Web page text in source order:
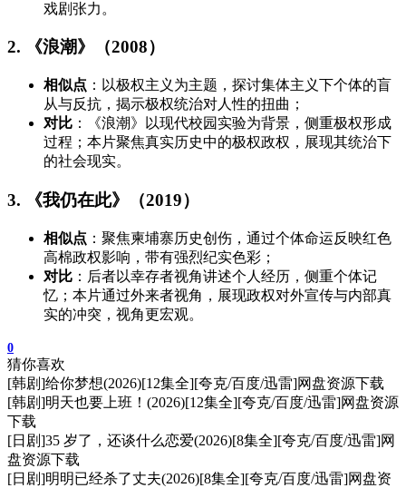
戏剧张力。
2. 《浪潮》（2008）
相似点 ：以极权主义为主题，探讨集体主义下个体的盲
从与反抗，揭示极权统治对人性的扭曲；
对比 ：《浪潮》以现代校园实验为背景，侧重极权形成
过程；本片聚焦真实历史中的极权政权，展现其统治下
的社会现实。
3. 《我仍在此》（2019）
相似点 ：聚焦柬埔寨历史创伤，通过个体命运反映红色
高棉政权影响，带有强烈纪实色彩；
对比 ：后者以幸存者视角讲述个人经历，侧重个体记
忆；本片通过外来者视角，展现政权对外宣传与内部真
实的冲突，视角更宏观。
0
猜你喜欢
[韩剧]给你梦想(2026)[12集全][夸克/百度/迅雷]网盘资源下载
[韩剧]明天也要上班！(2026)[12集全][夸克/百度/迅雷]网盘资源
下载
[日剧]35 岁了，还谈什么恋爱(2026)[8集全][夸克/百度/迅雷]网
盘资源下载
[日剧]明明已经杀了丈夫(2026)[8集全][夸克/百度/迅雷]网盘资